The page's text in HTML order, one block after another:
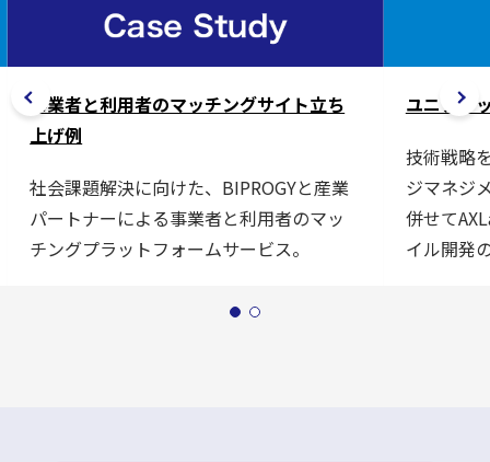
事業者と利用者のマッチングサイト立ち
上げ例
社会課題解決に向けた、BIPROGYと産業
パートナーによる事業者と利用者のマッ
チングプラットフォームサービス。
ユニアデ
技術戦略
ジマネジ
併せて
イル開発